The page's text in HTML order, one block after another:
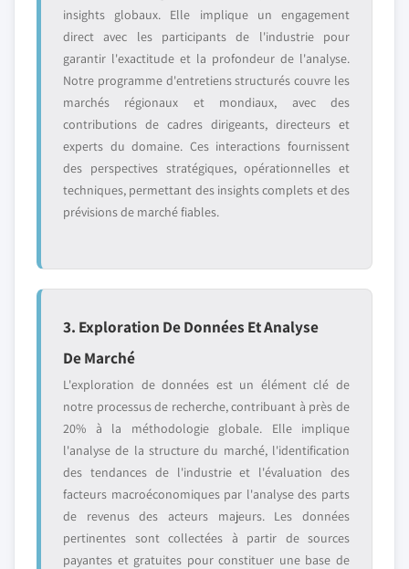
insights globaux. Elle implique un engagement
direct avec les participants de l'industrie pour
garantir l'exactitude et la profondeur de l'analyse.
Notre programme d'entretiens structurés couvre les
marchés régionaux et mondiaux, avec des
contributions de cadres dirigeants, directeurs et
experts du domaine. Ces interactions fournissent
des perspectives stratégiques, opérationnelles et
techniques, permettant des insights complets et des
prévisions de marché fiables.
3. Exploration De Données Et Analyse
De Marché
L'exploration de données est un élément clé de
notre processus de recherche, contribuant à près de
20% à la méthodologie globale. Elle implique
l'analyse de la structure du marché, l'identification
des tendances de l'industrie et l'évaluation des
facteurs macroéconomiques par l'analyse des parts
de revenus des acteurs majeurs. Les données
pertinentes sont collectées à partir de sources
payantes et gratuites pour constituer une base de